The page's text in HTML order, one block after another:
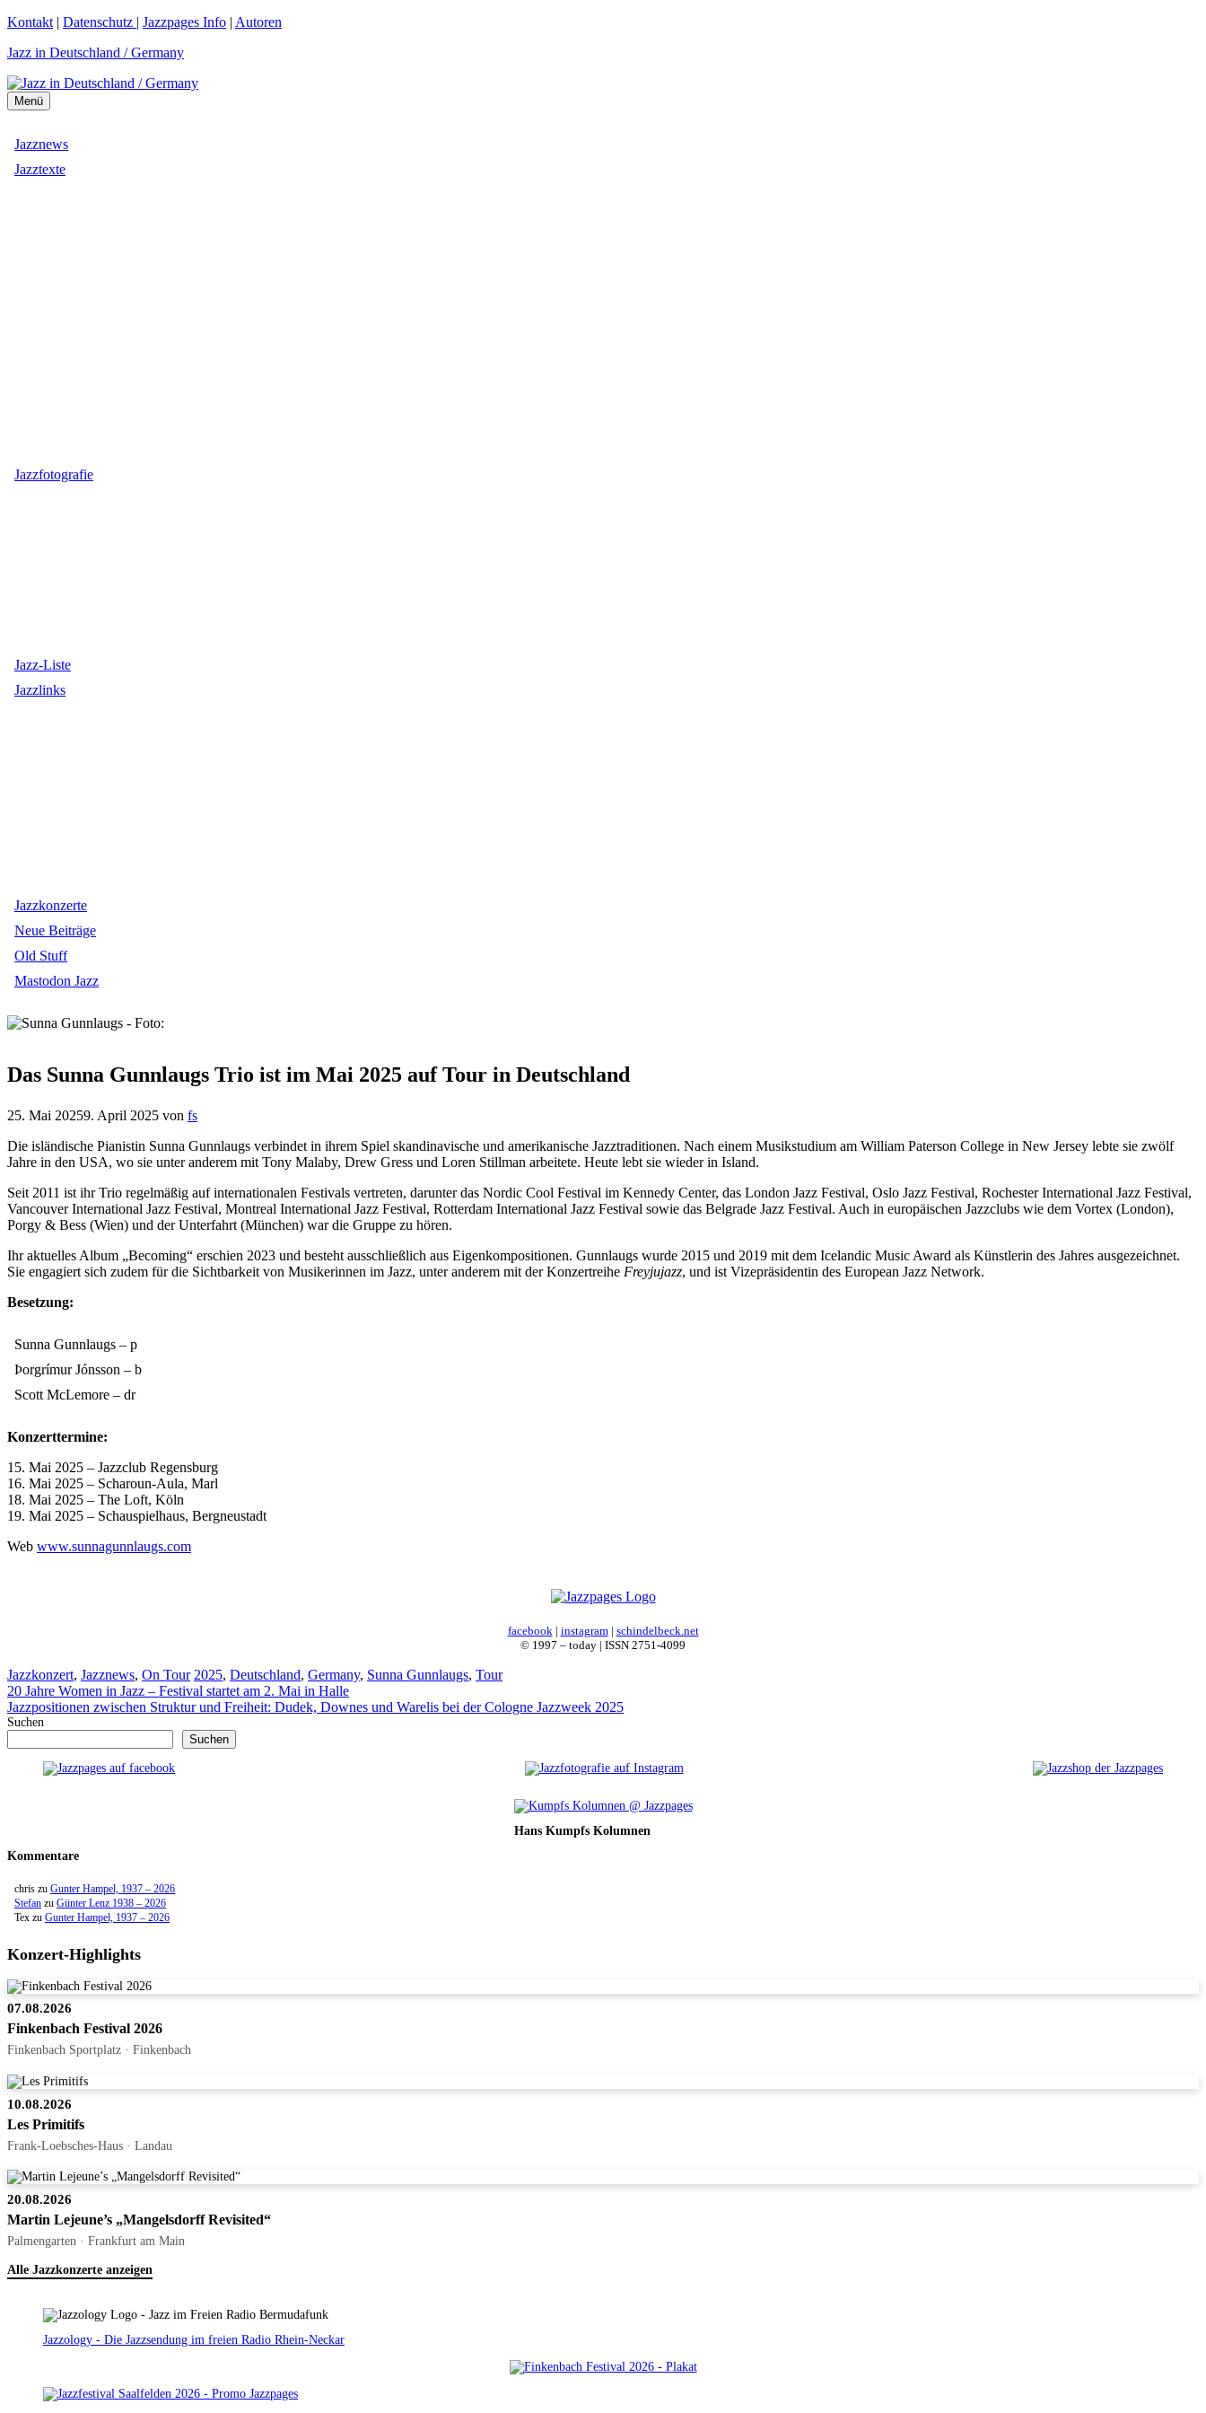
Zum
springen
Kontakt | Datenschutz | Jazzpages Info | Autoren
Jazz in Deutschland / Germany
Menü
Jazznews
Jazztexte
Jazzfotografie
Jazz-Liste
Jazzlinks
Jazzkonzerte
Neue Beiträge
Old Stuff
Mastodon Jazz
Das Sunna Gunnlaugs Trio ist im Mai 2025 auf Tour in Deutschland
25. Mai 20259. April 2025 von fs
Die isländische Pianistin Sunna Gunnlaugs verbindet in ihrem Spiel skandinavische und amerikanische Jazztraditionen. Nach einem Musikstudium am William Paterson College in New Jersey lebte sie zwölf
Jahre in den USA, wo sie unter anderem mit Tony Malaby, Drew Gress und Loren Stillman arbeitete. Heute lebt sie wieder in Island.
Seit 2011 ist ihr Trio regelmäßig auf internationalen Festivals vertreten, darunter das Nordic Cool Festival im Kennedy Center, das London Jazz Festival, Oslo Jazz Festival, Rochester International Jazz Festival,
Vancouver International Jazz Festival, Montreal International Jazz Festival, Rotterdam International Jazz Festival sowie das Belgrade Jazz Festival. Auch in europäischen Jazzclubs wie dem Vortex (London),
Porgy & Bess (Wien) und der Unterfahrt (München) war die Gruppe zu hören.
Ihr aktuelles Album „Becoming“ erschien 2023 und besteht ausschließlich aus Eigenkompositionen. Gunnlaugs wurde 2015 und 2019 mit dem Icelandic Music Award als Künstlerin des Jahres ausgezeichnet.
Sie engagiert sich zudem für die Sichtbarkeit von Musikerinnen im Jazz, unter anderem mit der Konzertreihe Freyjujazz, und ist Vizepräsidentin des European Jazz Network.
Besetzung:
Sunna Gunnlaugs – p
Þorgrímur Jónsson – b
Scott McLemore – dr
Konzerttermine:
15. Mai 2025 – Jazzclub Regensburg
16. Mai 2025 – Scharoun-Aula, Marl
18. Mai 2025 – The Loft, Köln
19. Mai 2025 – Schauspielhaus, Bergneustadt
Web www.sunnagunnlaugs.com
facebook | instagram| schindelbeck.net
© 1997 – today | ISSN 2751-4099
Kategorien
Jazzkonzert, Jazznews, On Tour Schlagwörter
2025, Deutschland, Germany, Sunna Gunnlaugs, Tour
20 Jahre Women in Jazz – Festival startet am 2. Mai in Halle
Jazzpositionen zwischen Struktur und Freiheit: Dudek, Downes und Warelis bei der Cologne Jazzweek 2025
Suchen
Suchen
Hans Kumpfs Kolumnen
Kommentare
chris zu Gunter Hampel, 1937 – 2026
Stefan zu Günter Lenz 1938 – 2026
Tex zu Gunter Hampel, 1937 – 2026
Konzert-Highlights
07.08.2026
Finkenbach Festival 2026
Finkenbach Sportplatz · Finkenbach
10.08.2026
Les Primitifs
Frank-Loebsches-Haus · Landau
20.08.2026
Martin Lejeune’s „Mangelsdorff Revisited“
Palmengarten · Frankfurt am Main
Alle Jazzkonzerte anzeigen
Jazzology - Die Jazzsendung im freien Radio Rhein-Neckar